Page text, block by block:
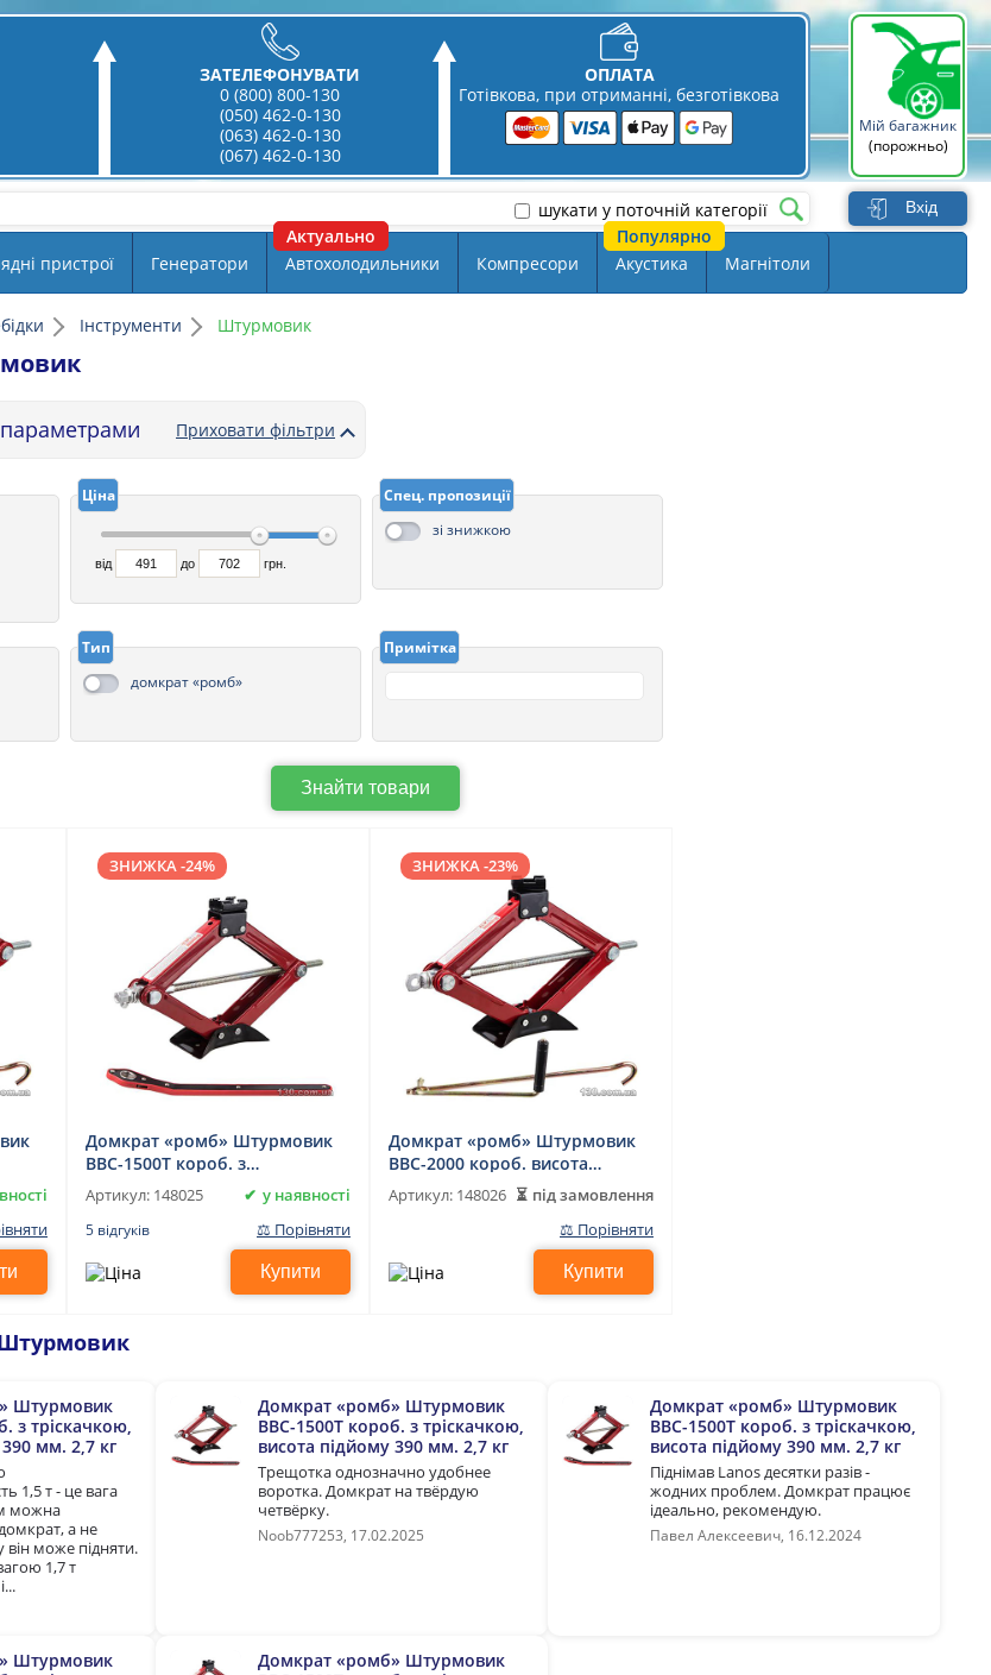
ЗАТЕЛЕФОНУВАТИ
0 (800) 800-130
(050) 462-0-130
(063) 462-0-130
(067) 462-0-130
ОПЛАТА
Готівкова, при отриманні, безготівкова
шукати у поточній категорії
Мій багажник
(порожньо)
Вхід
пристрої Генератори Автохолодильники Компресори Акустика Магнітоли
Інструменти Штурмовик
параметрами Приховати фільтри
Ціна
від до грн.
Спец. пропозиції
зі знижкою
Тип
домкрат «ромб»
Примітка
Знайти товари
ЗНИЖКА -24%
Домкрат «ромб» Штурмовик
BBC-1500T короб. з
тріскачкою, висота підйому
390 мм. 2,7 кг
Артикул: 148025 у наявності
5 відгуків ⚖ Порівняти
Купити
ЗНИЖКА -23%
Домкрат «ромб» Штурмовик
BBC-2000 короб. висота
підйому 390 мм. 3,2 кг
Артикул: 148026
під замовлення
⚖ Порівняти
Купити
Штурмовик
Штурмовик
з тріскачкою,
мм. 2,7 кг
1,5 т - це вага
можна
а не
він може підняти.
1,7 т
Домкрат «ромб» Штурмовик
BBC-1500T короб. з тріскачкою,
висота підйому 390 мм. 2,7 кг
Трещотка однозначно удобнее
воротка. Домкрат на твёрдую
четвёрку.
Noob777253, 17.02.2025
Домкрат «ромб» Штурмовик
BBC-1500T короб. з тріскачкою,
висота підйому 390 мм. 2,7 кг
Піднімав Lanos десятки разів -
жодних проблем. Домкрат працює
ідеально, рекомендую.
Павел Алексеевич, 16.12.2024
Штурмовик
Домкрат «ромб» Штурмовик